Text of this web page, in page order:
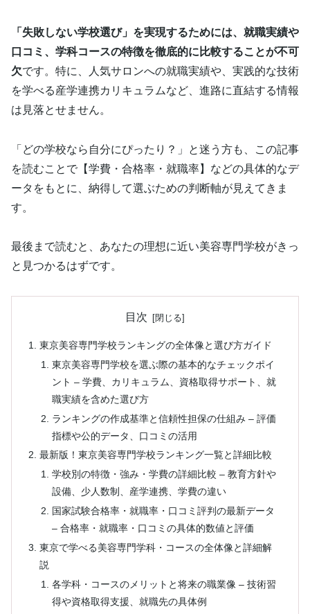
「失敗しない学校選び」を実現するためには、就職実績や
口コミ、学科コースの特徴を徹底的に比較することが不可
欠です。特に、人気サロンへの就職実績や、実践的な技術
を学べる産学連携カリキュラムなど、進路に直結する情報
は見落とせません。
「どの学校なら自分にぴったり？」と迷う方も、この記事
を読むことで【学費・合格率・就職率】などの具体的なデ
ータをもとに、納得して選ぶための判断軸が見えてきま
す。
最後まで読むと、あなたの理想に近い美容専門学校がきっ
と見つかるはずです。
目次
東京美容専門学校ランキングの全体像と選び方ガイド
東京美容専門学校を選ぶ際の基本的なチェックポイ
ント – 学費、カリキュラム、資格取得サポート、就
職実績を含めた選び方
ランキングの作成基準と信頼性担保の仕組み – 評価
指標や公的データ、口コミの活用
最新版！東京美容専門学校ランキング一覧と詳細比較
学校別の特徴・強み・学費の詳細比較 – 教育方針や
設備、少人数制、産学連携、学費の違い
国家試験合格率・就職率・口コミ評判の最新データ
– 合格率・就職率・口コミの具体的数値と評価
東京で学べる美容専門学科・コースの全体像と詳細解
説
各学科・コースのメリットと将来の職業像 – 技術習
得や資格取得支援、就職先の具体例